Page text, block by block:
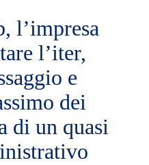
l’impresa
l’iter,
e
dei
di un quasi